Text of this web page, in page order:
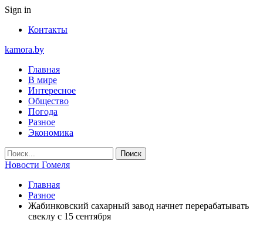
Sign in
Контакты
kamora.by
Главная
В мире
Интересное
Общество
Погода
Разное
Экономика
Новости Гомеля
Главная
Разное
Жабинковский сахарный завод начнет перерабатывать
свеклу с 15 сентября